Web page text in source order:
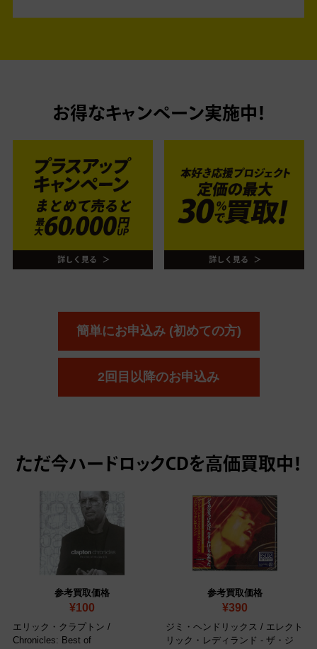
お得なキャンペーン実施中！
簡単にお申込み (初めての方)
2回目以降のお申込み
ただ今ハードロックCDを高価買取中！
参考買取価格
¥100
エリック・クラプトン /
Chronicles: Best of
参考買取価格
¥390
ジミ・ヘンドリックス / エレクト
リック・レディランド - ザ・ジ